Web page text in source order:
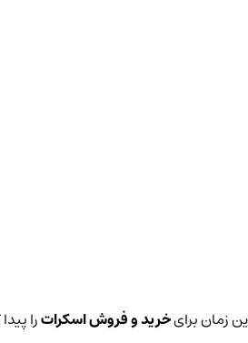
زمان برایخرید و فروش اسکراترا